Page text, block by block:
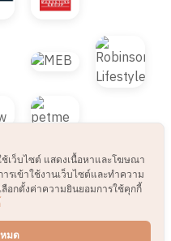
reserved. Web
เว็บไซต์ แสดงเนื้อหาและโฆษณา
รเข้าใช้งานเว็บไซต์และทำความ
อกตั้งค่าความยินยอมการใช้คุกกี้
มด